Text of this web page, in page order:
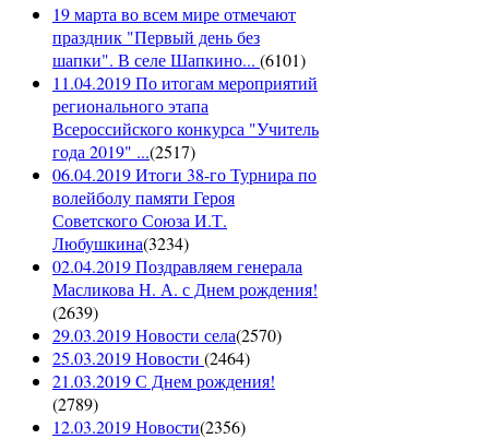
19 марта во всем мире отмечают
праздник "Первый день без
шапки". В селе Шапкино... (6101)
11.04.2019 По итогам мероприятий
регионального этапа
Всероссийского конкурса "Учитель
года 2019" ...(2517)
06.04.2019 Итоги 38-го Турнира по
волейболу памяти Героя
Советского Союза И.Т.
Любушкина(3234)
02.04.2019 Поздравляем генерала
Масликова Н. А. с Днем рождения!
(2639)
29.03.2019 Новости села(2570)
25.03.2019 Новости (2464)
21.03.2019 С Днем рождения!
(2789)
12.03.2019 Новости(2356)